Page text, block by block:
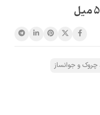
و جوانساز